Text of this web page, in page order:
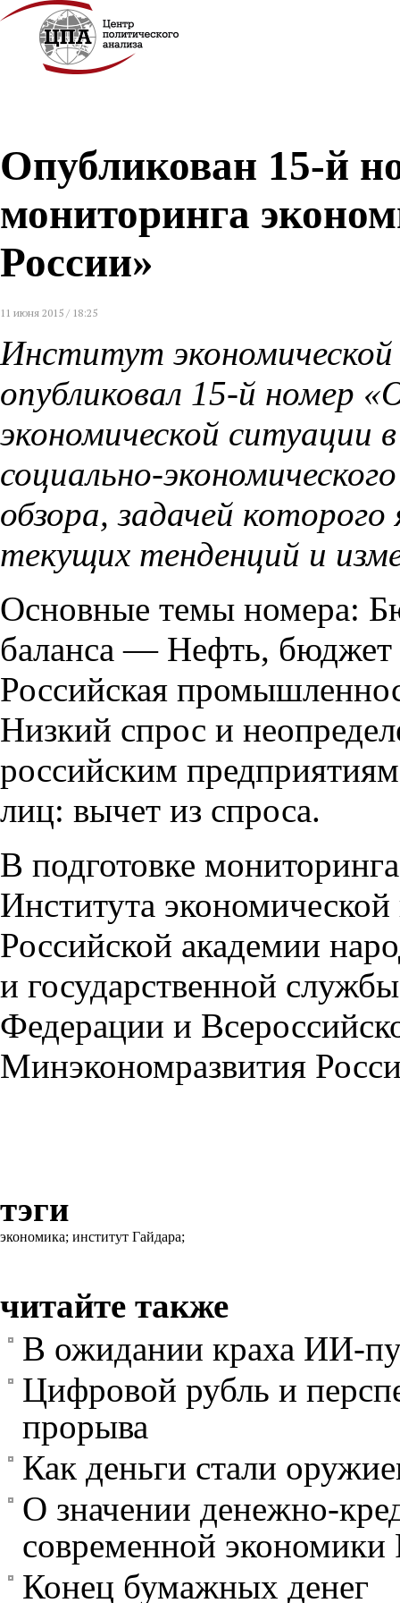
Опубликован 15-й
мониторинга
России»
11 июня 2015 / 18:25
Институт
опубликовал 15-й номер
экономической ситуации
социально-
обзора, задачей
текущих тенденций и
Основные темы номера:
баланса — Нефть,
Российская
Низкий спрос и
российским
лиц: вычет из спроса.
В подготовке
Института
Российской академии
и государственной
Федерации и
Минэкономразвития
тэги
экономика; институт Гайдара;
читайте также
В ожидании краха ИИ-
Цифровой рубль и
прорыва
Как деньги стали
О значении денежно-
современной экономики
Конец бумажных денег